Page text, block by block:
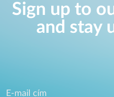
Sign up to
and stay